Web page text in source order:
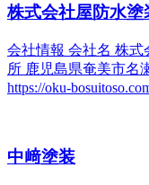
株式会社屋防水塗
会社情報 会社名 株
所 鹿児島県奄美市名
https://oku-
中﨑塗装